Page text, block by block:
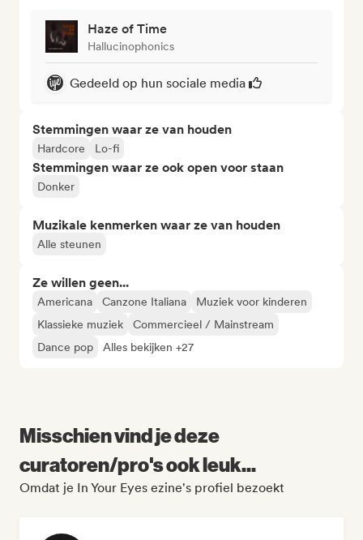
Haze of Time
Hallucinophonics
Gedeeld op hun sociale media
Stemmingen waar ze van houden
Hardcore Lo-fi
Stemmingen waar ze ook open voor staan
Donker
Muzikale kenmerken waar ze van houden
Alle steunen
Ze willen geen...
Americana Canzone Italiana
Muziek voor kinderen
Klassieke muziek
Commercieel / Mainstream
Dance pop
Alles bekijken +27
Misschien vind je deze
curatoren/pro's ook leuk...
Omdat je In Your Eyes ezine's profiel bezoekt